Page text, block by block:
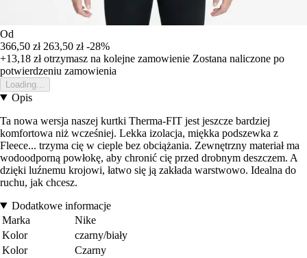
Od
366,50 zł 263,50 zł -28%
+13,18 złotrzymasz na kolejne zamowienie Zostana naliczone po
potwierdzeniu zamowienia
Loading...
Opis
Ta nowa wersja naszej kurtki Therma-FIT jest jeszcze bardziej
komfortowa niż wcześniej. Lekka izolacja, miękka podszewka z
Fleece... trzyma cię w cieple bez obciążania. Zewnętrzny materiał ma
wodoodporną powłokę, aby chronić cię przed drobnym deszczem. A
dzięki luźnemu krojowi, łatwo się ją zakłada warstwowo. Idealna do
ruchu, jak chcesz.
Dodatkowe informacje
Marka
Nike
Kolor
czarny/biały
Kolor
Czarny